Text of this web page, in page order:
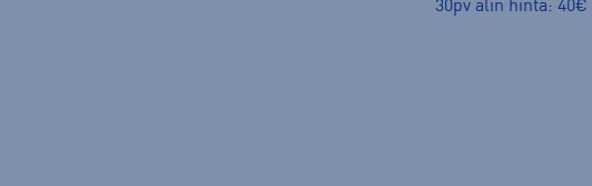
30pv alin hinta: 40€